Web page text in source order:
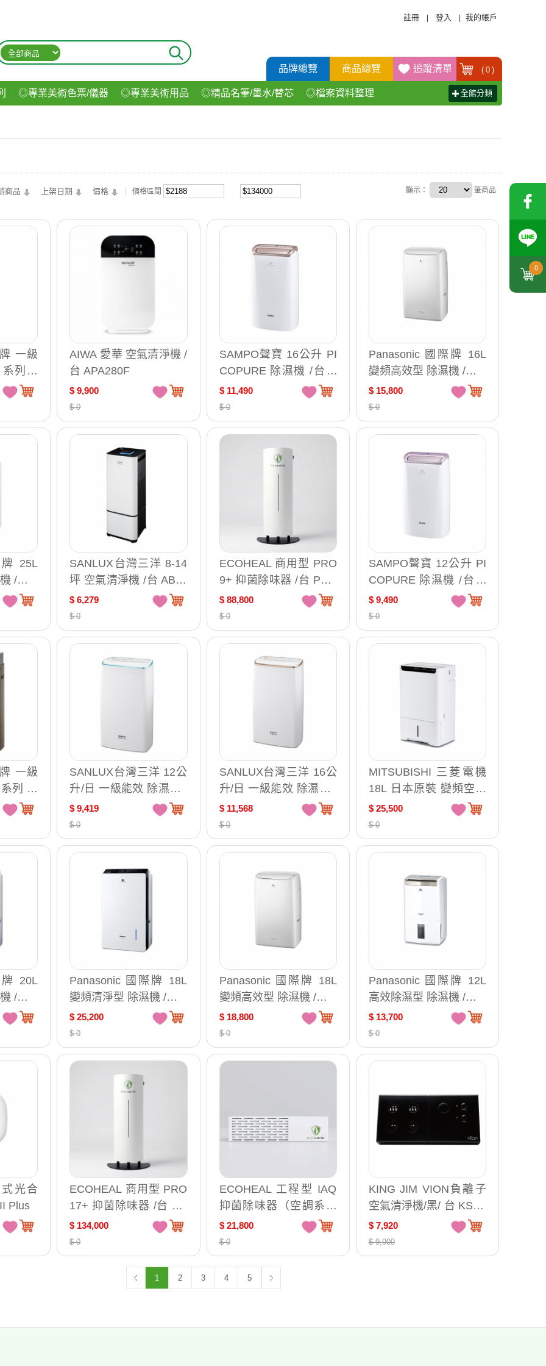
0
註冊 登入 我的帳戶
品牌總覽 商品總覽 追蹤清單 ( 0 )
◎專業美術色票/儀器 ◎專業美術用品 ◎精品名筆/墨水/替芯 ◎檔案資料整理
料
全館分類
商品 上架日期 價格 價格區間 顯示： 筆商品
一級
列 H
清淨
AIWA 愛華 空氣清淨機 /
台 APA280F
$ 9,900
$ 0
SAMPO聲寶 16公升 PI
COPURE 除濕機 /台 A
D-W132P
$ 11,490
$ 0
Panasonic 國際牌 16L
變頻高效型 除濕機 /台 F
-YV32NN
$ 15,800
$ 0
牌 25L
/台 F
SANLUX台灣三洋 8-14
坪 空氣清淨機 /台 ABC-
M81
$ 6,279
$ 0
ECOHEAL 商用型 PRO
9+ 抑菌除味器 /台 PRO
9
$ 88,800
$ 0
SAMPO聲寶 12公升 PI
COPURE 除濕機 /台 A
D-W124P
$ 9,490
$ 0
一級
列 寵
機 (適
SANLUX台灣三洋 12公
升/日 一級能效 除濕機 /
台 SDH-128M
$ 9,419
$ 0
SANLUX台灣三洋 16公
升/日 一級能效 除濕機 /
台 SDH-168M
$ 11,568
$ 0
MITSUBISHI 三菱電機
18L 日本原裝 變頻空氣
清淨除濕機 /台 MJ-EHV
180JX-TW
$ 25,500
$ 0
牌 20L
/台 F
Panasonic 國際牌 18L
變頻清淨型 除濕機 /台 F
-YV36MH
$ 25,200
$ 0
Panasonic 國際牌 18L
變頻高效型 除濕機 /台 F
-YV36NN
$ 18,800
$ 0
Panasonic 國際牌 12L
高效除濕型 除濕機 /台 F
-Y24GX
$ 13,700
$ 0
光合
II Plus
ECOHEAL 商用型 PRO
17+ 抑菌除味器 /台 PR
O 17
$ 134,000
$ 0
ECOHEAL 工程型 IAQ
抑菌除味器（空調系統
用）/台 IAQ 5
$ 21,800
$ 0
KING JIM VION負離子
空氣清淨機/黑/ 台 KSV1
0-BK
$ 7,920
$ 9,900
1 2 3 4 5